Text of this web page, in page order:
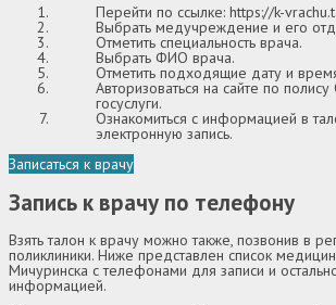
Перейти по ссылке: https://k-
Выбрать медучреждение и его
Отметить специальность врача.
Выбрать ФИО врача.
Отметить подходящие дату и
Авторизоваться на сайте по
госуслуги.
Ознакомиться с информацией в
электронную запись.
Записаться к врачу
Запись к врачу по телефону
Взять талон к врачу можно также, позвонив в
поликлиники. Ниже представлен список
Мичуринска с телефонами для записи и
информацией.